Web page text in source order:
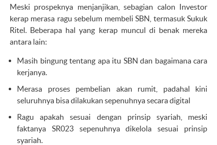
Meski prospeknya menjanjikan, sebagian calon Investor
kerap merasa ragu sebelum membeli SBN, termasuk Sukuk
Ritel. Beberapa hal yang kerap muncul di benak mereka
antara lain:
Masih bingung tentang apa itu SBN dan bagaimana cara
kerjanya.
Merasa proses pembelian akan rumit, padahal kini
seluruhnya bisa dilakukan sepenuhnya secara digital
Ragu apakah sesuai dengan prinsip syariah, meski
faktanya SR023 sepenuhnya dikelola sesuai prinsip
syariah.